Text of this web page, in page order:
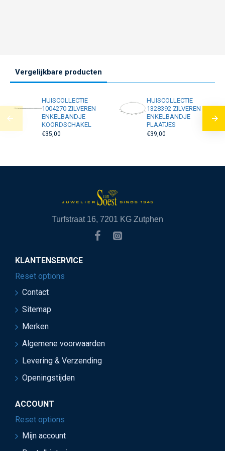
Vergelijkbare producten
HUISCOLLECTIE
1004270 ZILVEREN
ENKELBANDJE
KOORDSCHAKEL
€35,00
HUISCOLLECTIE
1328392 ZILVEREN
ENKELBANDJE
PLAATJES
€39,00
Turfstraat 16, 7201 KG Zutphen
KLANTENSERVICE
Reset options
Contact
Sitemap
Merken
Algemene voorwaarden
Levering & Verzending
Openingstijden
ACCOUNT
Reset options
Mijn account